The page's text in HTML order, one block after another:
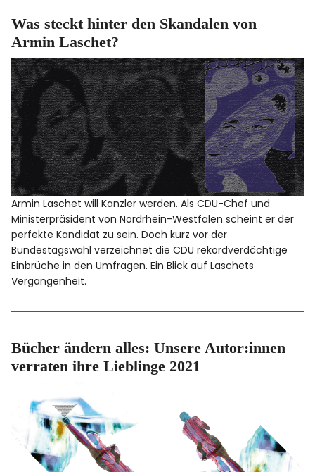
Was steckt hinter den Skandalen von
Armin Laschet?
Armin Laschet will Kanzler werden. Als CDU-Chef und
Ministerpräsident von Nordrhein-Westfalen scheint er der
perfekte Kandidat zu sein. Doch kurz vor der
Bundestagswahl verzeichnet die CDU rekordverdächtige
Einbrüche in den Umfragen. Ein Blick auf Laschets
Vergangenheit.
Bücher ändern alles: Unsere Autor:innen
verraten ihre Lieblinge 2021